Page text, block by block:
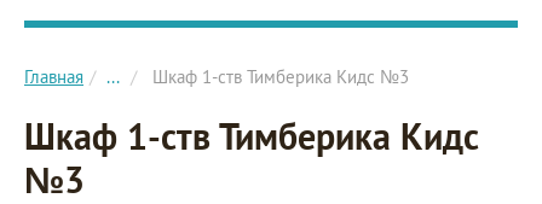
Главное меню сайта
Главная ... Шкаф 1-ств Тимберика Кидс №3
Шкаф 1-ств Тимберика Кидс
№3